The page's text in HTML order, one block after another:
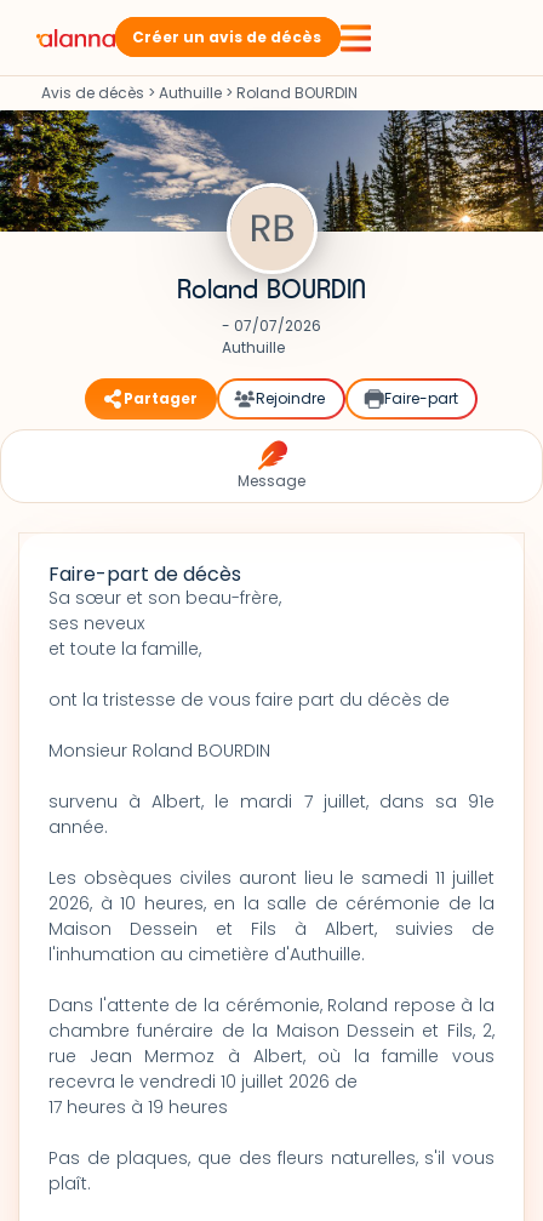
Créer un avis de décès
Avis de décès > Authuille > Roland BOURDIN
Roland BOURDIN
- 07/07/2026
Authuille
Partager Rejoindre Faire-part
Message
Faire-part de décès
Sa sœur et son beau-frère,
ses neveux
et toute la famille,
ont la tristesse de vous faire part du décès de
Monsieur Roland BOURDIN
survenu à Albert, le mardi 7 juillet, dans sa 91e
année.
Les obsèques civiles auront lieu le samedi 11 juillet
2026, à 10 heures, en la salle de cérémonie de la
Maison Dessein et Fils à Albert, suivies de
l'inhumation au cimetière d'Authuille.
Dans l'attente de la cérémonie, Roland repose à la
chambre funéraire de la Maison Dessein et Fils, 2,
rue Jean Mermoz à Albert, où la famille vous
recevra le vendredi 10 juillet 2026 de
17 heures à 19 heures
Pas de plaques, que des fleurs naturelles, s'il vous
plaît.